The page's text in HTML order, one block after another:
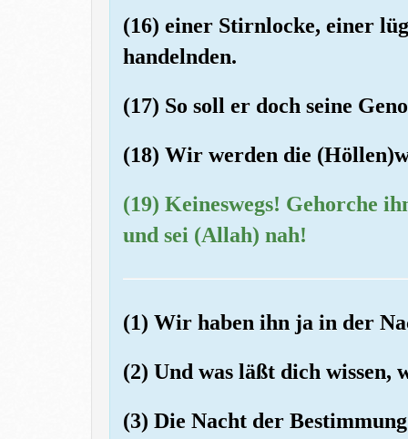
(16) einer Stirnlocke, einer
handelnden.
(17) So soll er doch seine
(18) Wir werden die
(19) Keineswegs! Gehorche
und sei (Allah) nah!
(1) Wir haben ihn ja in der
(2) Und was läßt dich wissen,
(3) Die Nacht der